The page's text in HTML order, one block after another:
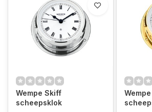
Wempe Skiff
scheepsklok